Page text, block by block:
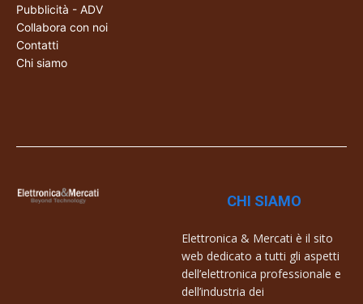
Pubblicità - ADV
Collabora con noi
Contatti
Chi siamo
CHI SIAMO
Elettronica & Mercati è il sito
web dedicato a tutti gli aspetti
dell’elettronica professionale e
dell’industria dei